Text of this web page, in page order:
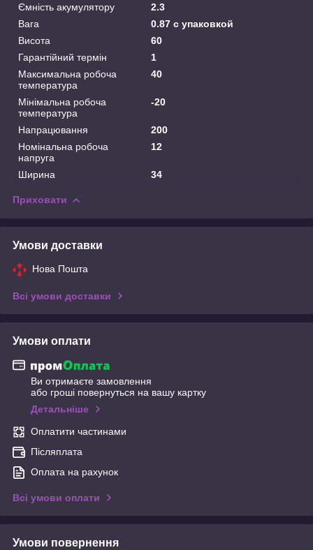
Ємність акумулятору
2.3
Вага
0.87 с упаковкой
Висота
60
Гарантійний термін
1
Максимальна робоча
температура
40
Мінімальна робоча
температура
-20
Напрацювання
200
Номінальна робоча
напруга
12
Ширина 34
Приховати
Умови доставки
Нова Пошта
Всі умови доставки
Умови оплати
Ви отримаєте замовлення
або гроші повернуться на вашу картку
Детальніше
Оплатити частинами
Післяплата
Оплата на рахунок
Всі умови оплати
Умови повернення